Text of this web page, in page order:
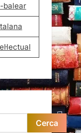
balear
Cerca